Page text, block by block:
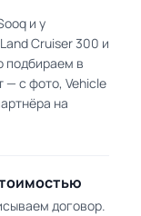
и у
Cruiser 300 и
подбираем в
— с фото, Vehicle
на
договор.